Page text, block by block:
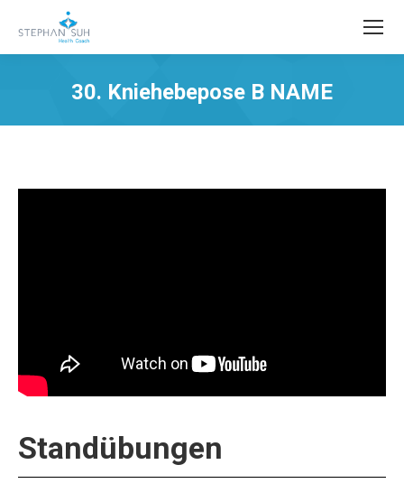
30. Kniehebepose B NAME
Standübungen